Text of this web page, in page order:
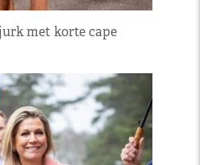
met korte cape